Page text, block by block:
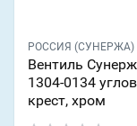
РОССИЯ (СУНЕРЖА)
Вентиль
1304-0134
крест, хром